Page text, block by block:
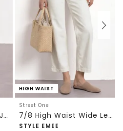
High Waist Barrel Leg Jeans im Loose Fit
HIGH WAIST
Street One
7/8 High Waist Wide Leg Jeans im Loose Fit
STYLE EMEE